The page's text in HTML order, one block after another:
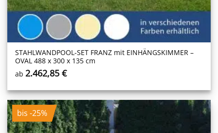
STAHLWANDPOOL-SET FRANZ mit EINHÄNGSKIMMER –
OVAL 488 x 300 x 135 cm
ab2.462,85€
bis -25%